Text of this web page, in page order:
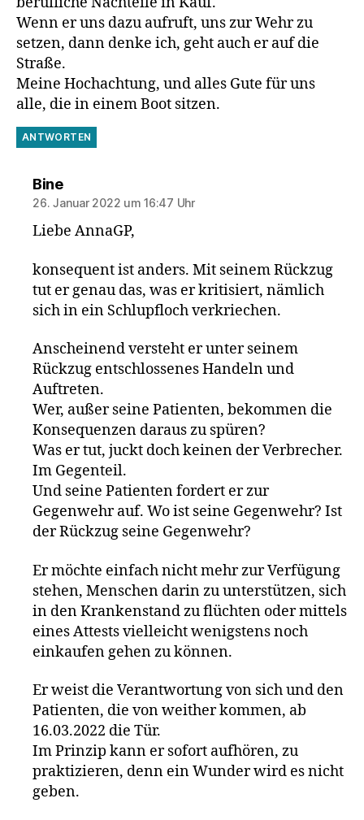
Wenn er uns dazu aufruft, uns zur Wehr zu
setzen, dann denke ich, geht auch er auf die
Straße.
Meine Hochachtung, und alles Gute für uns
alle, die in einem Boot sitzen.
ANTWORTEN
Binesagt:
26. Januar 2022 um 16:47 Uhr
Liebe AnnaGP,
konsequent ist anders. Mit seinem Rückzug
tut er genau das, was er kritisiert, nämlich
sich in ein Schlupfloch verkriechen.
Anscheinend versteht er unter seinem
Rückzug entschlossenes Handeln und
Auftreten.
Wer, außer seine Patienten, bekommen die
Konsequenzen daraus zu spüren?
Was er tut, juckt doch keinen der Verbrecher.
Im Gegenteil.
Und seine Patienten fordert er zur
Gegenwehr auf. Wo ist seine Gegenwehr? Ist
der Rückzug seine Gegenwehr?
Er möchte einfach nicht mehr zur Verfügung
stehen, Menschen darin zu unterstützen, sich
in den Krankenstand zu flüchten oder mittels
eines Attests vielleicht wenigstens noch
einkaufen gehen zu können.
Er weist die Verantwortung von sich und den
Patienten, die von weither kommen, ab
16.03.2022 die Tür.
Im Prinzip kann er sofort aufhören, zu
praktizieren, denn ein Wunder wird es nicht
geben.